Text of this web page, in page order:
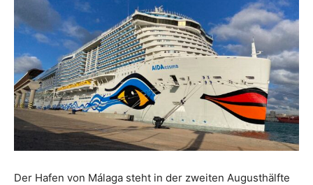
Der Hafen von Málaga steht in der zweiten Augusthälfte